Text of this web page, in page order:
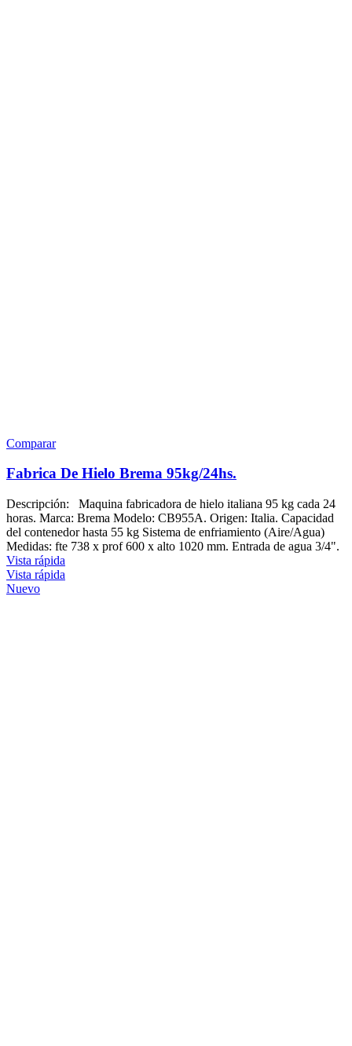
Comparar
Fabrica De Hielo Brema 95kg/24hs.
Descripción: Maquina fabricadora de hielo italiana 95 kg cada 24
horas. Marca: Brema Modelo: CB955A. Origen: Italia. Capacidad
del contenedor hasta 55 kg Sistema de enfriamiento (Aire/Agua)
Medidas: fte 738 x prof 600 x alto 1020 mm. Entrada de agua 3/4".
Vista rápida
Vista rápida
Nuevo